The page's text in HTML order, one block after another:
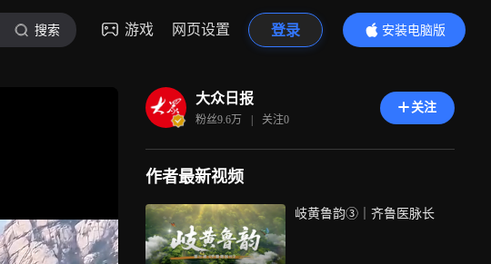
搜索 游戏 网页设置 登录
安装电脑版
内容更精彩
大众日报
粉丝9.6万 | 关注0
关注
作者最新视频
岐黄鲁韵③｜齐鲁医脉长